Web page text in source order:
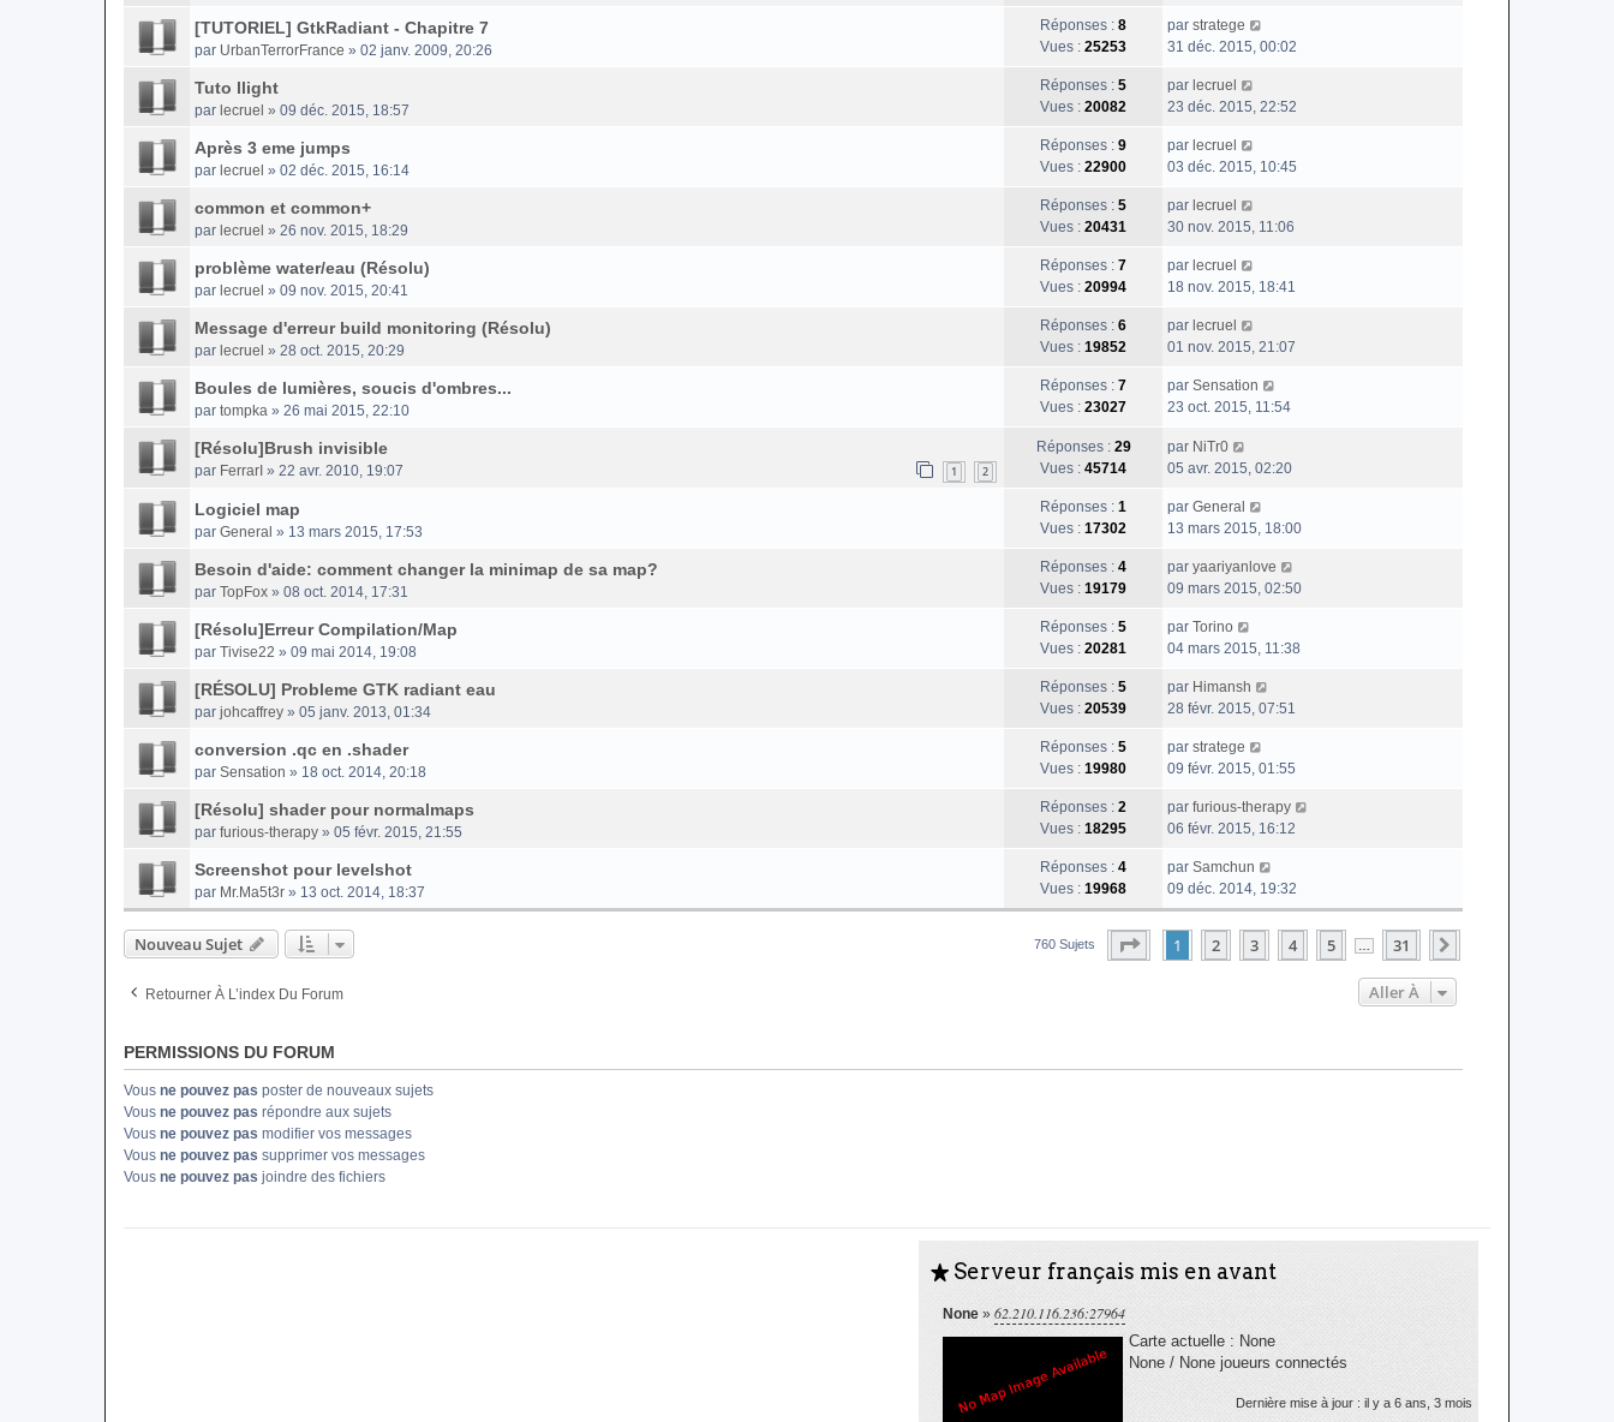
[TUTORIEL] GtkRadiant - Chapitre 7
par UrbanTerrorFrance » 02 janv. 2009, 20:26
Réponses : 8
Vues : 25253
par stratege
31 déc. 2015, 00:02
Tuto llight
par lecruel » 09 déc. 2015, 18:57
Réponses : 5
Vues : 20082
par lecruel
23 déc. 2015, 22:52
Après 3 eme jumps
par lecruel » 02 déc. 2015, 16:14
Réponses : 9
Vues : 22900
par lecruel
03 déc. 2015, 10:45
common et common+
par lecruel » 26 nov. 2015, 18:29
Réponses : 5
Vues : 20431
par lecruel
30 nov. 2015, 11:06
problème water/eau (Résolu)
par lecruel » 09 nov. 2015, 20:41
Réponses : 7
Vues : 20994
par lecruel
18 nov. 2015, 18:41
Message d'erreur build monitoring (Résolu)
par lecruel » 28 oct. 2015, 20:29
Réponses : 6
Vues : 19852
par lecruel
01 nov. 2015, 21:07
Boules de lumières, soucis d'ombres...
par tompka » 26 mai 2015, 22:10
Réponses : 7
Vues : 23027
par Sensation
23 oct. 2015, 11:54
[Résolu]Brush invisible
par FerrarI » 22 avr. 2010, 19:07 1 2
Réponses : 29
Vues : 45714
par NiTr0
05 avr. 2015, 02:20
Logiciel map
par General » 13 mars 2015, 17:53
Réponses : 1
Vues : 17302
par General
13 mars 2015, 18:00
Besoin d'aide: comment changer la minimap de sa map?
par TopFox » 08 oct. 2014, 17:31
Réponses : 4
Vues : 19179
par yaariyanlove
09 mars 2015, 02:50
[Résolu]Erreur Compilation/Map
par Tivise22 » 09 mai 2014, 19:08
Réponses : 5
Vues : 20281
par Torino
04 mars 2015, 11:38
[RÉSOLU] Probleme GTK radiant eau
par johcaffrey » 05 janv. 2013, 01:34
Réponses : 5
Vues : 20539
par Himansh
28 févr. 2015, 07:51
conversion .qc en .shader
par Sensation » 18 oct. 2014, 20:18
Réponses : 5
Vues : 19980
par stratege
09 févr. 2015, 01:55
[Résolu] shader pour normalmaps
par furious-therapy » 05 févr. 2015, 21:55
Réponses : 2
Vues : 18295
par furious-therapy
06 févr. 2015, 16:12
Screenshot pour levelshot
par Mr.Ma5t3r » 13 oct. 2014, 18:37
Réponses : 4
Vues : 19968
par Samchun
09 déc. 2014, 19:32
Nouveau Sujet 760 Sujets Page Sur
1 2 3 4 5 31
Retourner À L’index Du Forum Aller À
PERMISSIONS DU FORUM
Vous ne pouvez pas poster de nouveaux sujets
Vous ne pouvez pas répondre aux sujets
Vous ne pouvez pas modifier vos messages
Vous ne pouvez pas supprimer vos messages
Vous ne pouvez pas joindre des fichiers
S Serveur français mis en avant
None » 62.210.116.236:27964
Carte actuelle : None
None / None joueurs connectés
Dernière mise à jour : il y a 6 ans, 3 mois